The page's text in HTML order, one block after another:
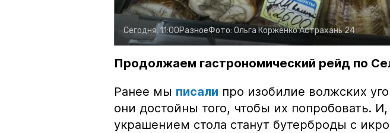
Сегодня, 11:00РазноеФото: Ольга КорженкоАстрахань 24
Продолжаем гастрономический рейд по
Ранее мы писали про изобилие волжских
они достойны того, чтобы их попробовать.
украшением стола станут бутерброды с